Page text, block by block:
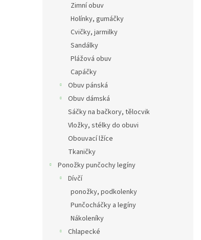
Zimní obuv
Holínky, gumáčky
Cvičky, jarmilky
Sandálky
Plážová obuv
Capáčky
Obuv pánská
Obuv dámská
Sáčky na bačkory, tělocvik
Vložky, stélky do obuvi
Obouvací lžíce
Tkaničky
Ponožky punčochy legíny
Dívčí
ponožky, podkolenky
Punčocháčky a legíny
Nákoleníky
Chlapecké